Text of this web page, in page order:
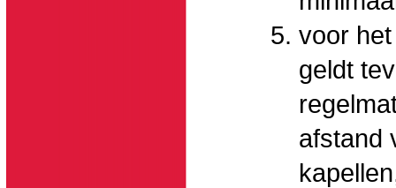
voor
geldt
afstand